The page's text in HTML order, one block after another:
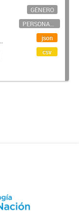
GÉNERO
PERSONAL CIENTÍFICO-TECNOLÓGICO
json
csv